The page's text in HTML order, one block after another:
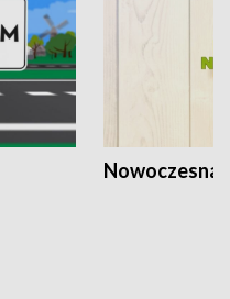
Nowoczesna